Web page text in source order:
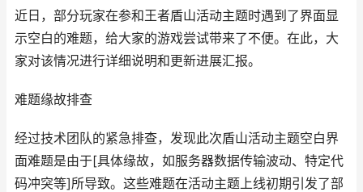
近日，部分玩家在参和王者盾山活动主题时遇到了界面显
示空白的难题，给大家的游戏尝试带来了不便。在此，大
家对该情况进行详细说明和更新进展汇报。
难题缘故排查
经过技术团队的紧急排查，发现此次盾山活动主题空白界
面难题是由于[具体缘故，如服务器数据传输波动、特定代
码冲突等]所导致。这些难题在活动主题上线初期引发了部